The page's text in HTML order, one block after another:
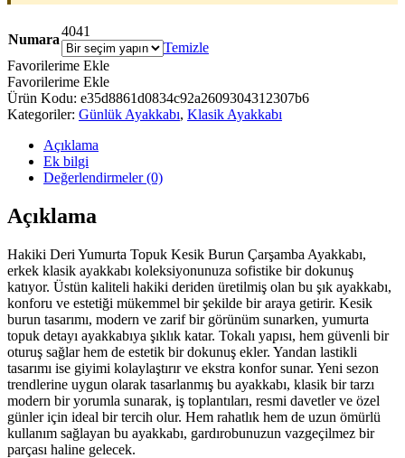
Numara
4041
Temizle
Favorilerime Ekle
Favorilerime Ekle
Ürün Kodu: e35d8861d0834c92a2609304312307b6
Kategoriler: Günlük Ayakkabı, Klasik Ayakkabı
Açıklama
Ek bilgi
Değerlendirmeler (0)
Açıklama
Hakiki Deri Yumurta Topuk Kesik Burun Çarşamba Ayakkabı,
erkek klasik ayakkabı koleksiyonunuza sofistike bir dokunuş
katıyor. Üstün kaliteli hakiki deriden üretilmiş olan bu şık ayakkabı,
konforu ve estetiği mükemmel bir şekilde bir araya getirir. Kesik
burun tasarımı, modern ve zarif bir görünüm sunarken, yumurta
topuk detayı ayakkabıya şıklık katar. Tokalı yapısı, hem güvenli bir
oturuş sağlar hem de estetik bir dokunuş ekler. Yandan lastikli
tasarımı ise giyimi kolaylaştırır ve ekstra konfor sunar. Yeni sezon
trendlerine uygun olarak tasarlanmış bu ayakkabı, klasik bir tarzı
modern bir yorumla sunarak, iş toplantıları, resmi davetler ve özel
günler için ideal bir tercih olur. Hem rahatlık hem de uzun ömürlü
kullanım sağlayan bu ayakkabı, gardırobunuzun vazgeçilmez bir
parçası haline gelecek.